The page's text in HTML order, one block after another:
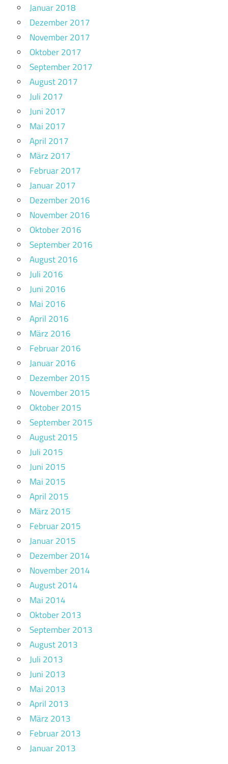
Januar 2018
Dezember 2017
November 2017
Oktober 2017
September 2017
August 2017
Juli 2017
Juni 2017
Mai 2017
April 2017
März 2017
Februar 2017
Januar 2017
Dezember 2016
November 2016
Oktober 2016
September 2016
August 2016
Juli 2016
Juni 2016
Mai 2016
April 2016
März 2016
Februar 2016
Januar 2016
Dezember 2015
November 2015
Oktober 2015
September 2015
August 2015
Juli 2015
Juni 2015
Mai 2015
April 2015
März 2015
Februar 2015
Januar 2015
Dezember 2014
November 2014
August 2014
Mai 2014
Oktober 2013
September 2013
August 2013
Juli 2013
Juni 2013
Mai 2013
April 2013
März 2013
Februar 2013
Januar 2013